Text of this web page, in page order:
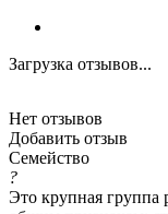
Загрузка отзывов...
Нет отзывов
Добавить отзыв
Семейство
?
Это крупная группа